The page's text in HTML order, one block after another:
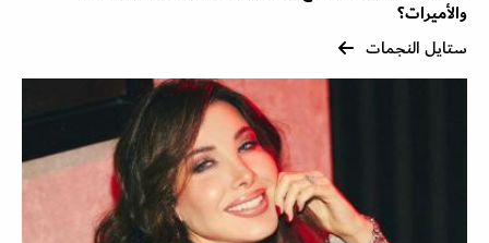
والأميرات؟
ستايل النجمات